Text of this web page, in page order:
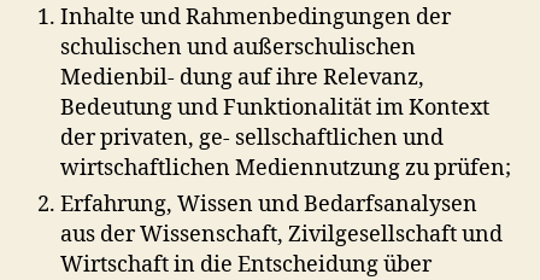
Inhalte und Rahmenbedingungen der
schulischen und außerschulischen
Medienbil- dung auf ihre Relevanz,
Bedeutung und Funktionalität im Kontext
der privaten, ge- sellschaftlichen und
wirtschaftlichen Mediennutzung zu prüfen;
Erfahrung, Wissen und Bedarfsanalysen
aus der Wissenschaft, Zivilgesellschaft und
Wirtschaft in die Entscheidung über